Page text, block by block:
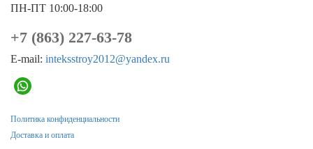
ПН-ПТ 10:00-18:00
+7 (863) 227-63-78
E-mail: inteksstroy2012@yandex.ru
Политика конфиденциальности
Доставка и оплата